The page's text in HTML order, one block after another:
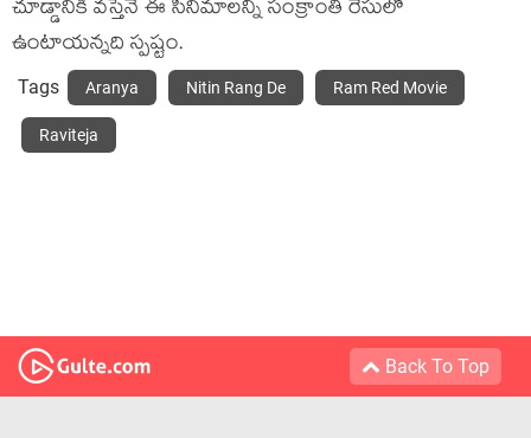
చూడ్డానికి వస్తేనే ఈ సినిమాలన్నీ సంక్రాంతి రేసులో
ఉంటాయన్నది స్పష్టం.
Tags Aranya Nitin Rang De Ram Red Movie
Raviteja
Back To Top